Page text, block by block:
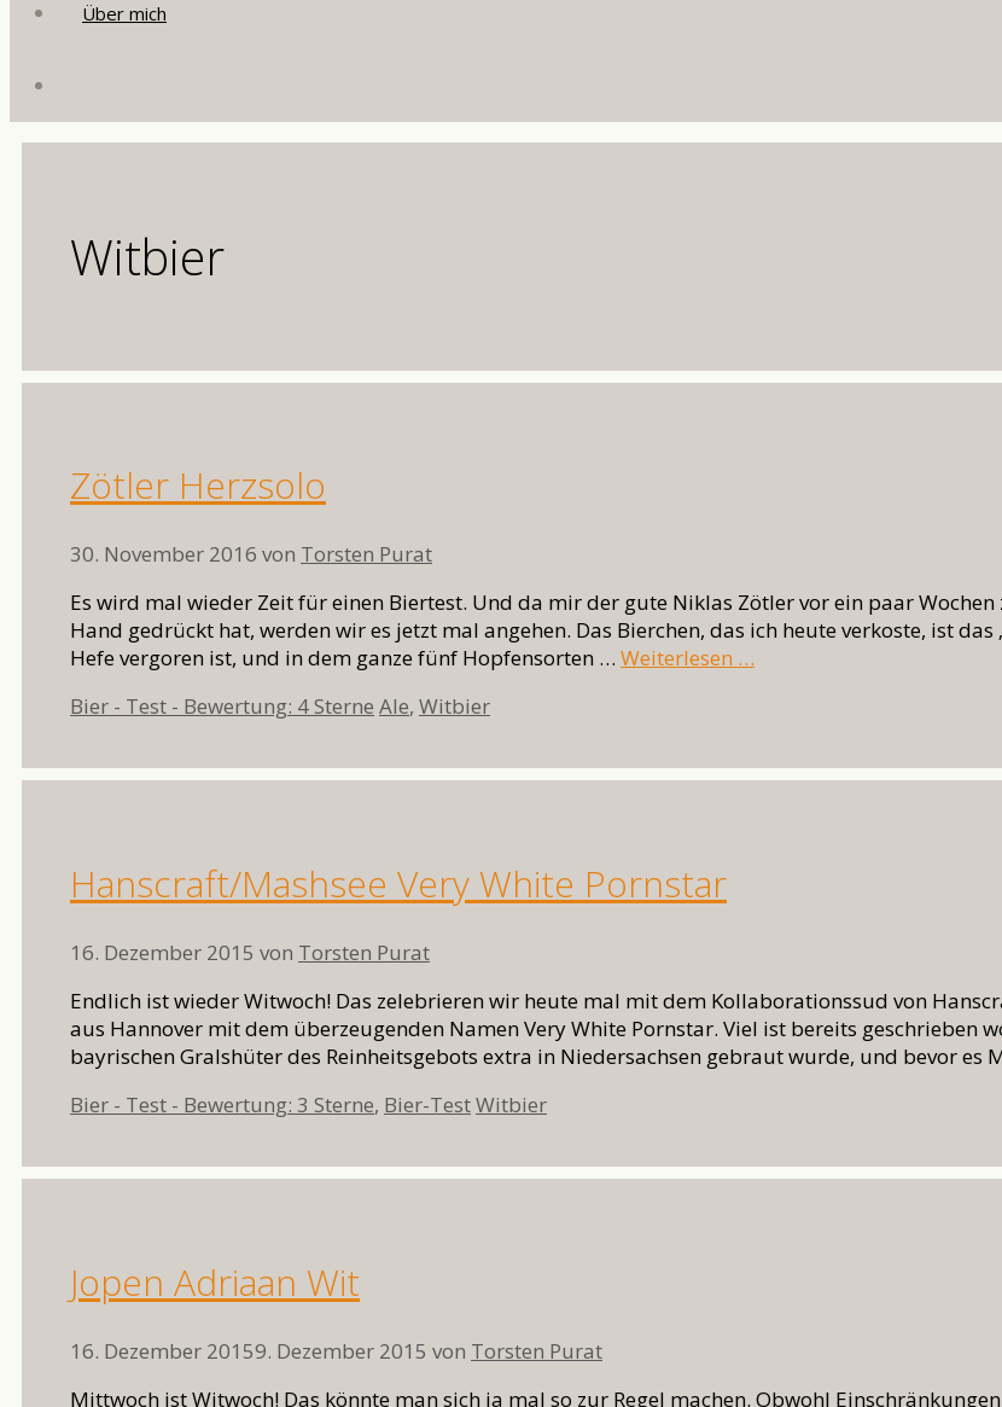
Über mich
Witbier
Zötler Herzsolo
30. November 2016 von Torsten Purat
Es wird mal wieder Zeit für einen Biertest. Und da mir der gute Niklas Zötler vor ein paar
Hand gedrückt hat, werden wir es jetzt mal angehen. Das Bierchen, das ich heute verkoste, ist
Hefe vergoren ist, und in dem ganze fünf Hopfensorten … Weiterlesen …
Kategorien
Bier - Test - Bewertung: 4 Sterne Schlagwörter
Ale, Witbier
Hanscraft/Mashsee Very White Pornstar
16. Dezember 2015 von Torsten Purat
Endlich ist wieder Witwoch! Das zelebrieren wir heute mal mit dem Kollaborationssud von
aus Hannover mit dem überzeugenden Namen Very White Pornstar. Viel ist bereits geschrieben
bayrischen Gralshüter des Reinheitsgebots extra in Niedersachsen gebraut wurde, und bevor es
Kategorien
Bier - Test - Bewertung: 3 Sterne, Bier-TestSchlagwörter
Witbier
Jopen Adriaan Wit
16. Dezember 20159. Dezember 2015 von Torsten Purat
Mittwoch ist Witwoch! Das könnte man sich ja mal so zur Regel machen. Obwohl